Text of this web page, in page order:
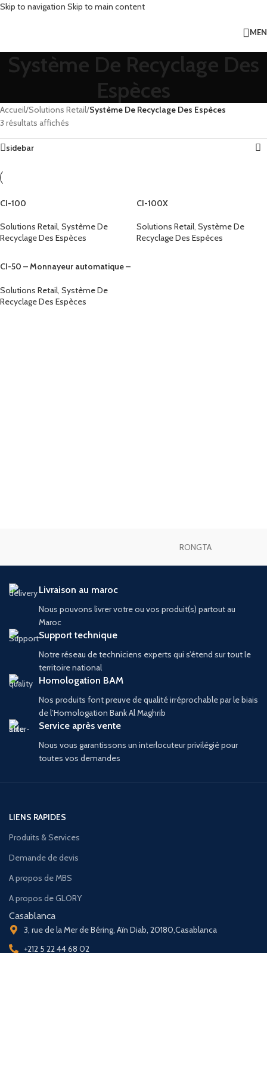
Skip to navigation Skip to main content
Système De Recyclage Des
Espèces
Accueil/Solutions Retail/Système De Recyclage Des Espèces
3 résultats affichés
sidebar
CI-100
Solutions Retail, Système De
Recyclage Des Espèces
CI-100X
Solutions Retail, Système De
Recyclage Des Espèces
CI-50 – Monnayeur automatique –
Solutions Retail Système De
Recyclage Des Espèces
RONGTA
Livraison au maroc
Nous pouvons livrer votre ou vos produit(s) partout au
Maroc
Support technique
Notre réseau de techniciens experts qui s’étend sur tout le
territoire national
Homologation BAM
Nos produits font preuve de qualité irréprochable par le biais
de l’Homologation Bank Al Maghrib
Service après vente
Nous vous garantissons un interlocuteur privilégié pour
toutes vos demandes
LIENS RAPIDES
Produits & Services
Demande de devis
A propos de MBS
A propos de GLORY
Casablanca
3, rue de la Mer de Béring, Aïn Diab, 20180,Casablanca
+212 5 22 44 68 02